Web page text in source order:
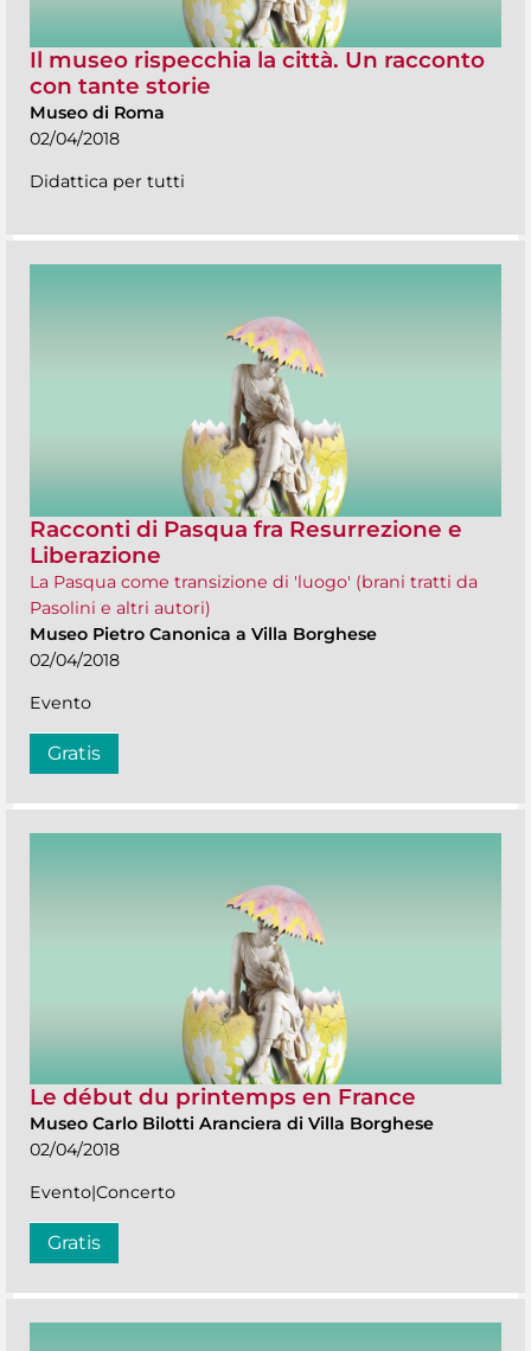
Il museo rispecchia la città. Un racconto
con tante storie
Museo di Roma
02/04/2018
Didattica per tutti
Racconti di Pasqua fra Resurrezione e
Liberazione
La Pasqua come transizione di 'luogo' (brani tratti da
Pasolini e altri autori)
Museo Pietro Canonica a Villa Borghese
02/04/2018
Evento
Gratis
Le début du printemps en France
Museo Carlo Bilotti Aranciera di Villa Borghese
02/04/2018
Evento|Concerto
Gratis